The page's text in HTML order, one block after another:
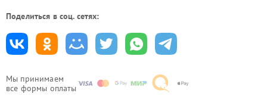
Мы принимаем
все формы оплаты
Поделиться в соц. сетях: